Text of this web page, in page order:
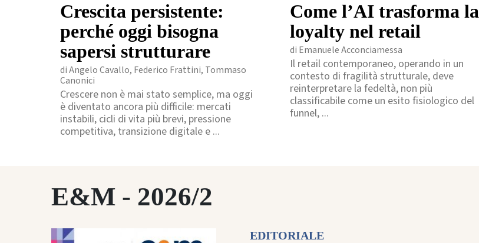
Crescita persistente:
perché oggi bisogna
sapersi strutturare
di Angelo Cavallo, Federico Frattini, Tommaso
Canonici
Crescere non è mai stato semplice, ma oggi
è diventato ancora più difficile: mercati
instabili, cicli di vita più brevi, pressione
competitiva, transizione digitale e ...
Come l’AI trasforma la
loyalty nel retail
di Emanuele Acconciamessa
Il retail contemporaneo, operando in un
contesto di fragilità strutturale, deve
reinterpretare la fedeltà, non più
classificabile come un esito fisiologico del
funnel, ...
E&M - 2026/2
EDITORIALE